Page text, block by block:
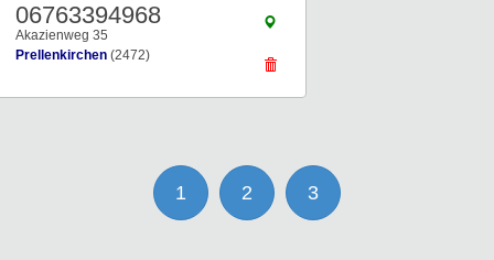
06763394968
Akazienweg 35
Prellenkirchen (2472)
1 2 3